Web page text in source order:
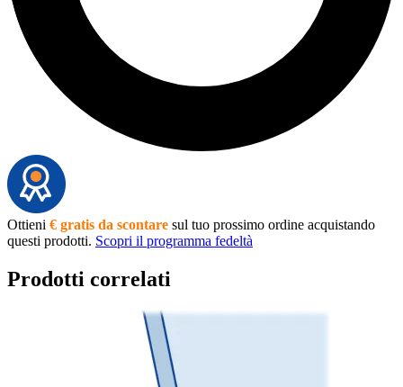
Ottieni € gratis da scontare sul tuo prossimo ordine acquistando
questi prodotti. Scopri il programma fedeltà
Prodotti correlati